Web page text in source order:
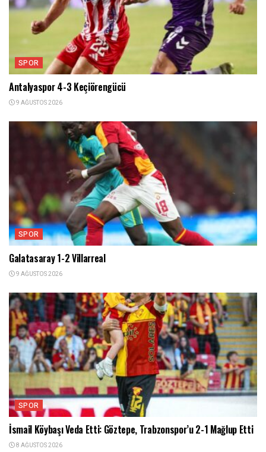
SPOR
Antalyaspor 4-3 Keçiörengücü
9 AĞUSTOS 2026
SPOR
Galatasaray 1-2 Villarreal
9 AĞUSTOS 2026
SPOR
İsmail Köybaşı Veda Etti: Göztepe, Trabzonspor’u 2-1 Mağlup Etti
8 AĞUSTOS 2026